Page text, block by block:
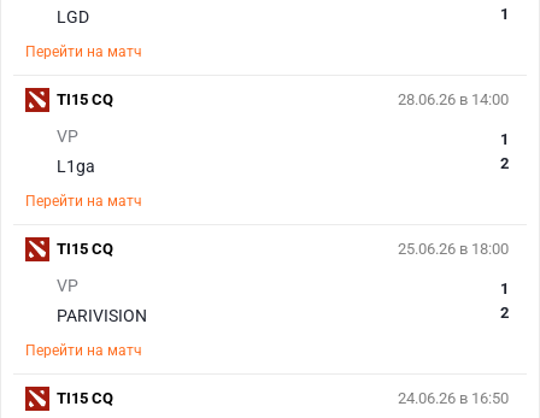
LGD
1
Перейти на матч
28.06.26 в 14:00
VP
L1ga
1
2
Перейти на матч
TI15 CQ
25.06.26 в 18:00
VP
PARIVISION
1
2
Перейти на матч
TI15 CQ
24.06.26 в 16:50
TI15 CQ